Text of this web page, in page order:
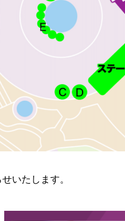
いたします。